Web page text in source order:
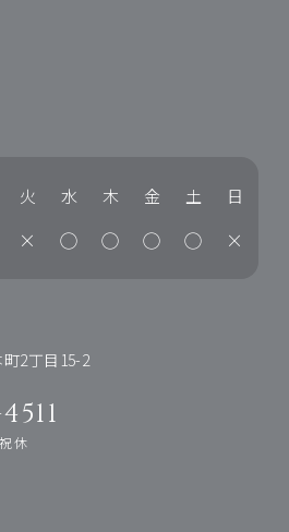
火 水 木 金 土 日
× ◯ ◯ ◯ ◯ ×
2丁目15-2
休